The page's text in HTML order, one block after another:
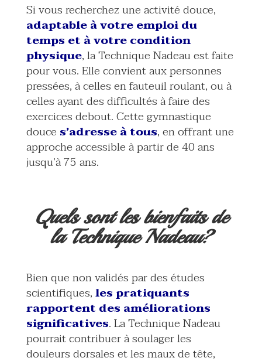
Si vous recherchez une activité douce,
adaptable à votre emploi du
temps et à votre condition
physique, la Technique Nadeau est faite
pour vous. Elle convient aux personnes
pressées, à celles en fauteuil roulant, ou à
celles ayant des difficultés à faire des
exercices debout. Cette gymnastique
douce s’adresse à tous, en offrant une
approche accessible à partir de 40 ans
jusqu’à 75 ans.
Quels sont les bienfaits de
la Technique Nadeau?
Bien que non validés par des études
scientifiques,les pratiquants
rapportent des améliorations
significatives. La Technique Nadeau
pourrait contribuer à soulager les
douleurs dorsales et les maux de tête,